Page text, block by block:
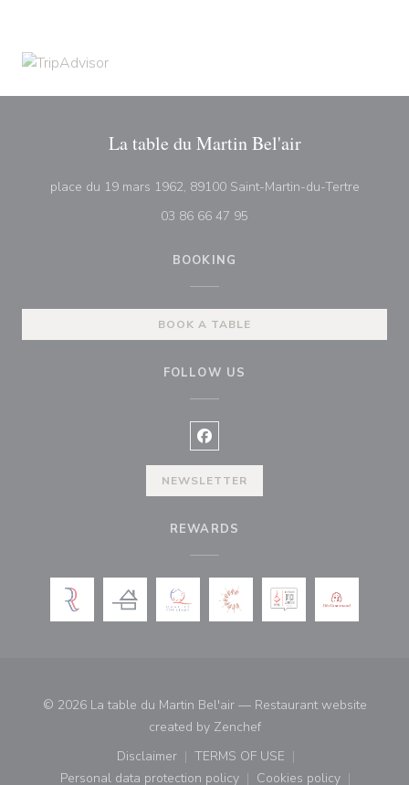
La table du Martin Bel'air
place du 19 mars 1962, 89100 Saint-Martin-du-Tertre((opens
03 86 66 47 95
BOOKING
BOOK A TABLE
FOLLOW US
Facebook ((opens in a new
NEWSLETTER
REWARDS
© 2026 La table du Martin Bel'air — Restaurant website
created by Zenchef((opens in a new
Disclaimer
((opens in a new window))
TERMS OF USE
((opens in a new window))
Personal data protection policy Cookies policy